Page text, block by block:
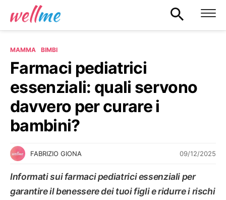
MAMMA BIMBI
Farmaci pediatrici
essenziali: quali servono
davvero per curare i
bambini?
FABRIZIO GIONA 09/12/2025
Informati sui farmaci pediatrici essenziali per
garantire il benessere dei tuoi figli e ridurre i rischi